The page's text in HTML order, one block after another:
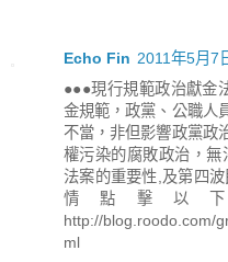
Echo Fin 2011年5月7
●●●現行規範政治獻金
金規範，政黨、公職人
不當，非但影響政黨政
權污染的腐敗政治，
法案的重要性,及第四
情點擊以
http://blog.roodo.com/
ml